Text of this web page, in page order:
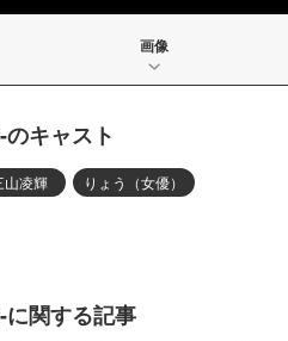
画像
キャスト
山凌輝
りょう（女優）
関する記事